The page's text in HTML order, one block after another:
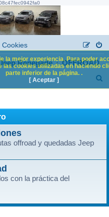
Cookies
Renegade OFFROAD
offroad y quedadas Jeep
con la práctica del
la mejor experiencia. Para poder
las cookies utilizadas en haciendo
parte inferior de la página. .
[ Aceptar ]